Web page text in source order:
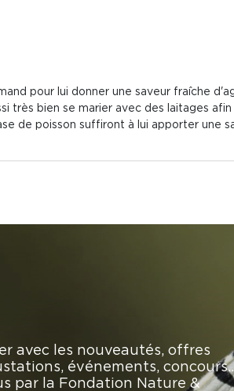
pour lui donner une saveur fraîche
très bien se marier avec des laitages
de poisson suffiront à lui apporter une
avec les nouveautés, offres
événements,
par la Fondation Nature &